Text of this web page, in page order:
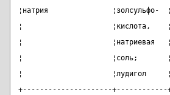
¦натрия
¦                     ¦кислота,
¦
¦                     ¦соль;
¦                     ¦лудигол
+---------------------+------------